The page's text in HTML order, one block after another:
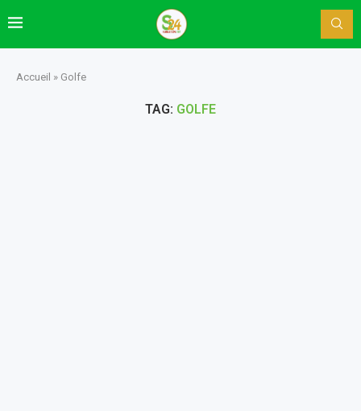
Accueil » Golfe
TAG: GOLFE